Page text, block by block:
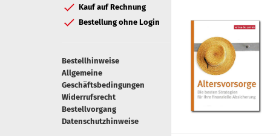
Kauf auf Rechnung
Bestellung ohne Login
Bestellhinweise
Allgemeine
Geschäftsbedingungen
Widerrufsrecht
Bestellvorgang
Datenschutzhinweise